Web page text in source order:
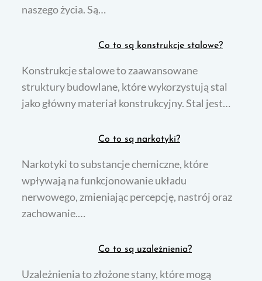
naszego życia. Są…
Co to są konstrukcje stalowe?
Konstrukcje stalowe to zaawansowane
struktury budowlane, które wykorzystują stal
jako główny materiał konstrukcyjny. Stal jest…
Co to są narkotyki?
Narkotyki to substancje chemiczne, które
wpływają na funkcjonowanie układu
nerwowego, zmieniając percepcję, nastrój oraz
zachowanie.…
Co to są uzależnienia?
Uzależnienia to złożone stany, które mogą